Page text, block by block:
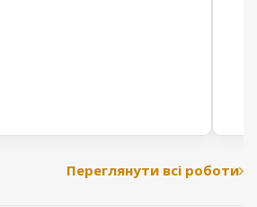
Переглянути всі роботи